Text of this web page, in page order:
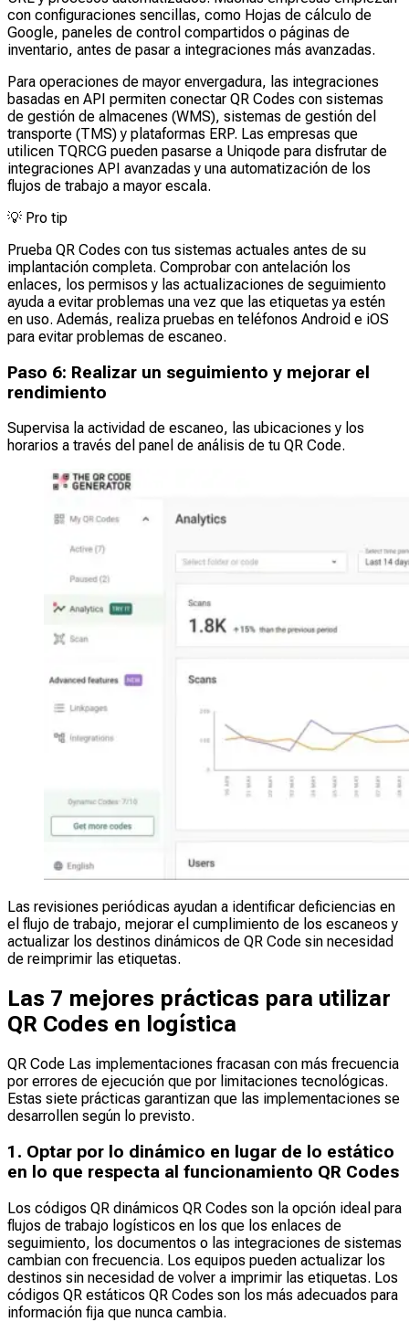
con configuraciones sencillas, como Hojas de cálculo de
Google, paneles de control compartidos o páginas de
inventario, antes de pasar a integraciones más avanzadas.
Para operaciones de mayor envergadura, las integraciones
basadas en API permiten conectar QR Codes con sistemas
de gestión de almacenes (WMS), sistemas de gestión del
transporte (TMS) y plataformas ERP. Las empresas que
utilicen TQRCG pueden pasarse a Uniqode para disfrutar de
integraciones API avanzadas y una automatización de los
flujos de trabajo a mayor escala.
💡 Pro tip
Prueba QR Codes con tus sistemas actuales antes de su
implantación completa. Comprobar con antelación los
enlaces, los permisos y las actualizaciones de seguimiento
ayuda a evitar problemas una vez que las etiquetas ya estén
en uso. Además, realiza pruebas en teléfonos Android e iOS
para evitar problemas de escaneo.
Paso 6: Realizar un seguimiento y mejorar el
rendimiento
Supervisa la actividad de escaneo, las ubicaciones y los
horarios a través del panel de análisis de tu QR Code.
Las revisiones periódicas ayudan a identificar deficiencias en
el flujo de trabajo, mejorar el cumplimiento de los escaneos y
actualizar los destinos dinámicos de QR Code sin necesidad
de reimprimir las etiquetas.
Las 7 mejores prácticas para utilizar
QR Codes en logística
QR Code Las implementaciones fracasan con más frecuencia
por errores de ejecución que por limitaciones tecnológicas.
Estas siete prácticas garantizan que las implementaciones se
desarrollen según lo previsto.
1. Optar por lo dinámico en lugar de lo estático
en lo que respecta al funcionamiento QR Codes
Los códigos QR dinámicos QR Codes son la opción ideal para
flujos de trabajo logísticos en los que los enlaces de
seguimiento, los documentos o las integraciones de sistemas
cambian con frecuencia. Los equipos pueden actualizar los
destinos sin necesidad de volver a imprimir las etiquetas. Los
códigos QR estáticos QR Codes son los más adecuados para
información fija que nunca cambia.